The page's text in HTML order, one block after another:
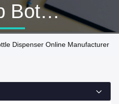
Bottle
]
Dispenser Online Manufacturer